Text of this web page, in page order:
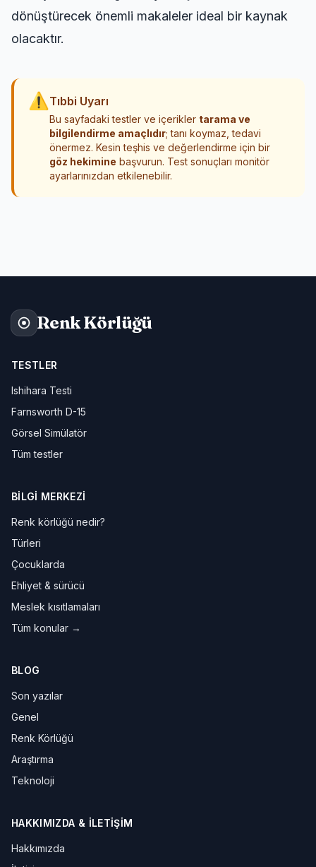
dönüştürecek önemli makaleler ideal bir kaynak
olacaktır.
⚠ Tıbbi Uyarı
Bu sayfadaki testler ve içerikler tarama ve
bilgilendirme amaçlıdır; tanı koymaz, tedavi
önermez. Kesin teşhis ve değerlendirme için bir
göz hekimine başvurun. Test sonuçları monitör
ayarlarınızdan etkilenebilir.
Renk Körlüğü
TESTLER
Ishihara Testi
Farnsworth D-15
Görsel Simülatör
Tüm testler
BILGI MERKEZI
Renk körlüğü nedir?
Türleri
Çocuklarda
Ehliyet & sürücü
Meslek kısıtlamaları
Tüm konular →
BLOG
Son yazılar
Genel
Renk Körlüğü
Araştırma
Teknoloji
HAKKIMIZDA & İLETIŞIM
Hakkımızda